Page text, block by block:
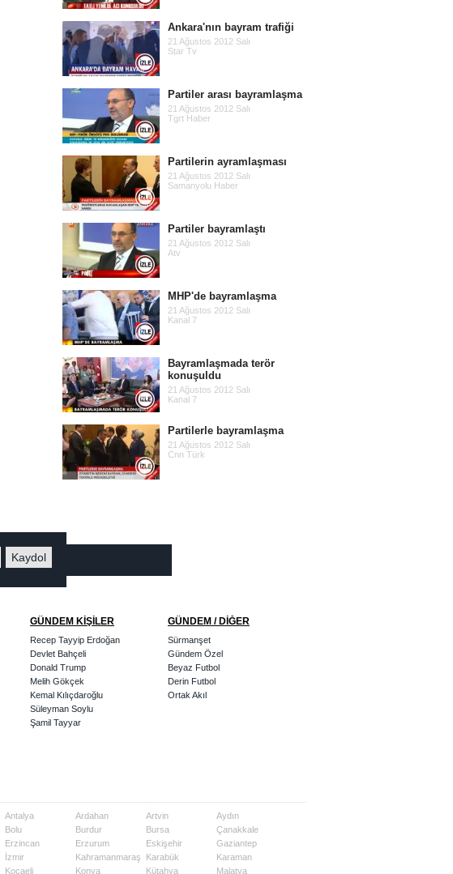
Ankara'nın bayram trafiği
21 Ağustos 2012 Salı
Star Tv
Partiler arası bayramlaşma
21 Ağustos 2012 Salı
Tgrt Haber
Partilerin ayramlaşması
21 Ağustos 2012 Salı
Samanyolu Haber
Partiler bayramlaştı
21 Ağustos 2012 Salı
Atv
MHP'de bayramlaşma
21 Ağustos 2012 Salı
Kanal 7
Bayramlaşmada terör
konuşuldu
21 Ağustos 2012 Salı
Kanal 7
Partilerle bayramlaşma
21 Ağustos 2012 Salı
Cnn Türk
GÜNDEM KİŞİLER
Recep Tayyip Erdoğan
Devlet Bahçeli
Donald Trump
Melih Gökçek
Kemal Kılıçdaroğlu
Süleyman Soylu
Şamil Tayyar
GÜNDEM / DİĞER
Sürmanşet
Gündem Özel
Beyaz Futbol
Derin Futbol
Ortak Akıl
Antalya Ardahan Artvin
Aydın
Bolu Burdur Bursa
Çanakkale
Erzincan Erzurum Eskişehir
Gaziantep
İzmir Kahramanmaraş Karabük
Karaman
Kocaeli Konya Kütahya Malatya